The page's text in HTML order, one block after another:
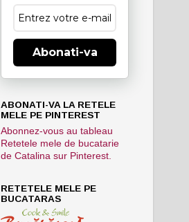
Abonati-va
ABONATI-VA LA RETELE
MELE PE PINTEREST
Abonnez-vous au tableau
Retetele mele de bucatarie
de Catalina sur Pinterest.
RETETELE MELE PE
BUCATARAS